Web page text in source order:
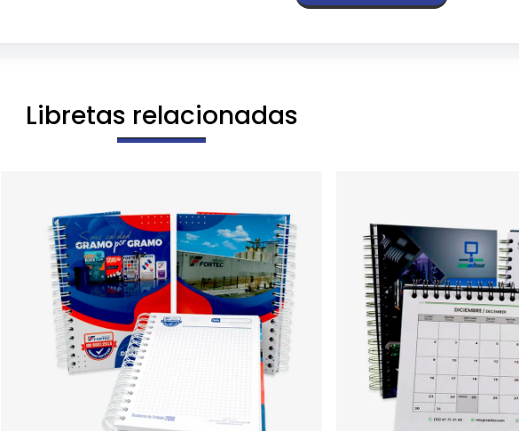
Libretas relacionadas